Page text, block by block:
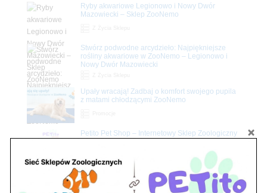
Ryby akwariowe Legionowo i Nowy Dwór
Mazowiecki – Sklep ZooNemo
Stwórz podwodne arcydzieło: Najpiękniejsze
rośliny akwariowe w ZooNemo – Legionowo i
Nowy Dwór Mazowiecki
Upały wracają! Zadbaj o komfort swojego pupila
z matami chłodzącymi ZooNemo
Petito Pet Shop – Internetowy Sklep Zoologiczny
Online! Wszystko Dla Twojego Pupila | ZooNemo